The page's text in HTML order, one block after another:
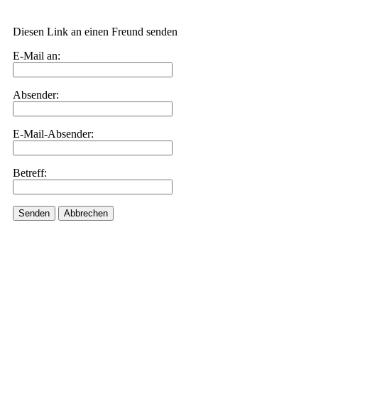
Diesen Link an einen Freund senden
E-Mail an:
Absender:
E-Mail-Absender:
Betreff:
Senden Abbrechen